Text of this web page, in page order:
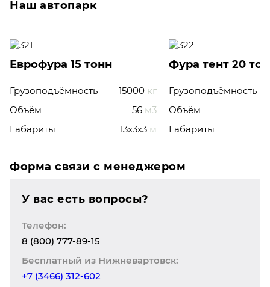
Наш автопарк
Еврофура 15 тонн
Грузоподъёмность 15000 кг
Объём
56 м3
Габариты
13x3x3 м
Фура тент 20
Грузоподъёмность
Объём
Габариты
Форма связи с менеджером
У вас есть вопросы?
Телефон:
8 (800) 777-89-15
Бесплатный из Нижневартовск:
+7 (3466) 312-602